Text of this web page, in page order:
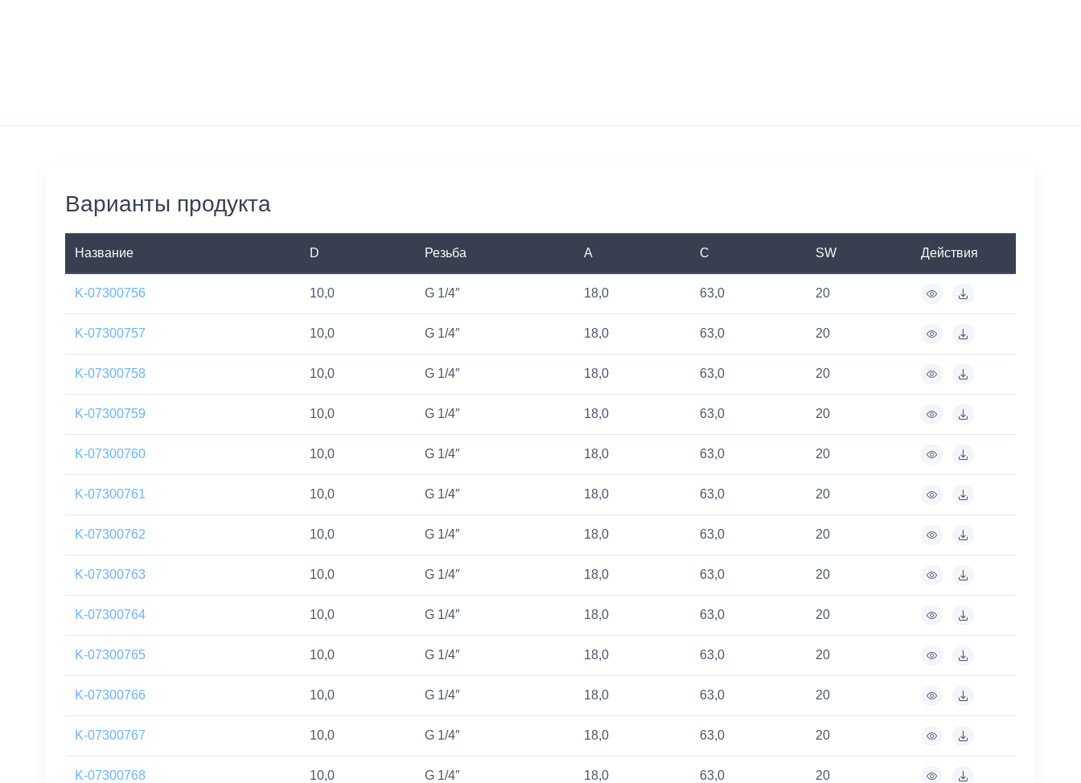
Варианты продукта
Название D Резьба A C SW Действия
K-07300756 10,0 G 1/4″ 18,0 63,0 20
K-07300757 10,0 G 1/4″ 18,0 63,0 20
K-07300758 10,0 G 1/4″ 18,0 63,0 20
K-07300759 10,0 G 1/4″ 18,0 63,0 20
K-07300760 10,0 G 1/4″ 18,0 63,0 20
K-07300761 10,0 G 1/4″ 18,0 63,0 20
K-07300762 10,0 G 1/4″ 18,0 63,0 20
K-07300763 10,0 G 1/4″ 18,0 63,0 20
K-07300764 10,0 G 1/4″ 18,0 63,0 20
K-07300765 10,0 G 1/4″ 18,0 63,0 20
K-07300766 10,0 G 1/4″ 18,0 63,0 20
K-07300767 10,0 G 1/4″ 18,0 63,0 20
K-07300768 10,0 G 1/4″ 18,0 63,0 20